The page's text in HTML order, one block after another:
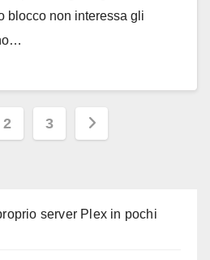
blocco non interessa gli
2 3
server Plex in pochi